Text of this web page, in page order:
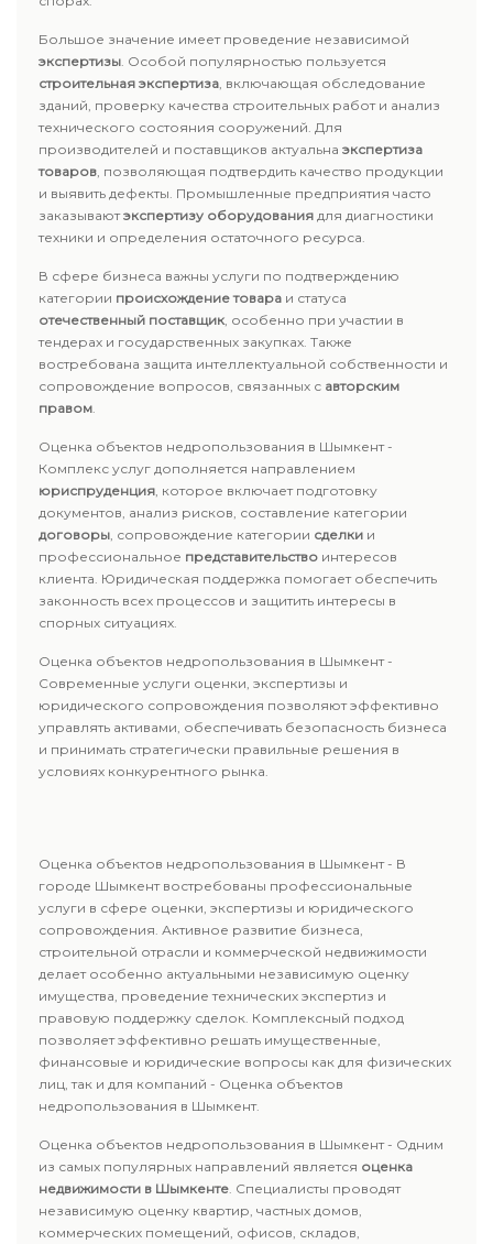
Большое значение имеет проведение независимой
экспертизы. Особой популярностью пользуется
строительная экспертиза, включающая обследование
зданий, проверку качества строительных работ и анализ
технического состояния сооружений. Для
производителей и поставщиков актуальна экспертиза
товаров, позволяющая подтвердить качество продукции
и выявить дефекты. Промышленные предприятия часто
заказываютэкспертизу оборудования для диагностики
техники и определения остаточного ресурса.
В сфере бизнеса важны услуги по подтверждению
категории происхождение товара и статуса
отечественный поставщик, особенно при участии в
тендерах и государственных закупках. Также
востребована защита интеллектуальной собственности и
сопровождение вопросов, связанных с авторским
правом.
Оценка объектов недропользования в Шымкент -
Комплекс услуг дополняется направлением
юриспруденция, которое включает подготовку
документов, анализ рисков, составление категории
договоры, сопровождение категории сделки и
профессиональное представительство интересов
клиента. Юридическая поддержка помогает обеспечить
законность всех процессов и защитить интересы в
спорных ситуациях.
Оценка объектов недропользования в Шымкент -
Современные услуги оценки, экспертизы и
юридического сопровождения позволяют эффективно
управлять активами, обеспечивать безопасность бизнеса
и принимать стратегически правильные решения в
условиях конкурентного рынка.
Оценка объектов недропользования в Шымкент - В
городе Шымкент востребованы профессиональные
услуги в сфере оценки, экспертизы и юридического
сопровождения. Активное развитие бизнеса,
строительной отрасли и коммерческой недвижимости
делает особенно актуальными независимую оценку
имущества, проведение технических экспертиз и
правовую поддержку сделок. Комплексный подход
позволяет эффективно решать имущественные,
финансовые и юридические вопросы как для физических
лиц, так и для компаний - Оценка объектов
недропользования в Шымкент.
Оценка объектов недропользования в Шымкент - Одним
из самых популярных направлений является оценка
недвижимости в Шымкенте. Специалисты проводят
независимую оценку квартир, частных домов,
коммерческих помещений, офисов, складов,